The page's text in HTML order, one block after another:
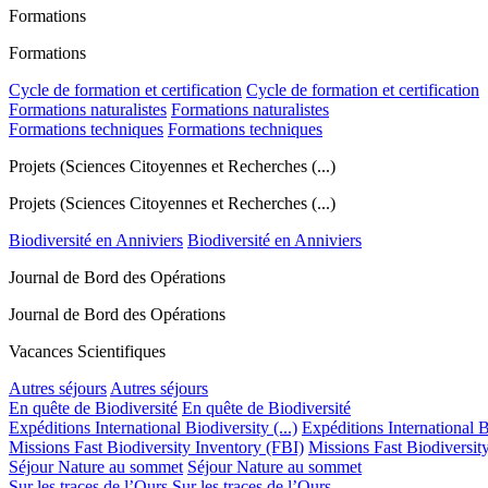
Formations
Formations
Cycle de formation et certification Cycle de formation et certification
Formations naturalistes Formations naturalistes
Formations techniques Formations techniques
Projets (Sciences Citoyennes et Recherches (...)
Projets (Sciences Citoyennes et Recherches (...)
Biodiversité en Anniviers Biodiversité en Anniviers
Journal de Bord des Opérations
Journal de Bord des Opérations
Vacances Scientifiques
Autres séjours Autres séjours
En quête de Biodiversité En quête de Biodiversité
Expéditions International Biodiversity (...) Expéditions International
Missions Fast Biodiversity Inventory (FBI) Missions Fast
Séjour Nature au sommet Séjour Nature au sommet